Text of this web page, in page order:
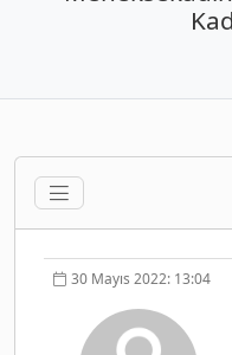
30 Mayıs 2022: 13:04